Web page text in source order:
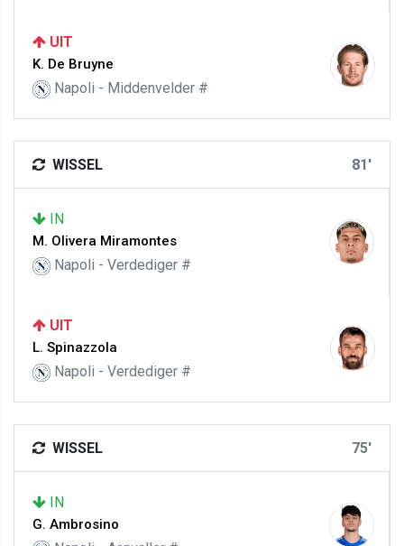
UIT
K. De Bruyne
Napoli - Middenvelder #
WISSEL 81'
IN
M. Olivera Miramontes
Napoli - Verdediger #
UIT
L. Spinazzola
Napoli - Verdediger #
WISSEL 75'
IN
G. Ambrosino